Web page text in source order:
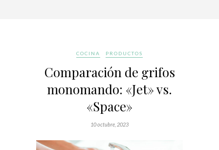
COCINA PRODUCTOS
Comparación de grifos
monomando: «Jet» vs.
«Space»
10 octubre, 2023